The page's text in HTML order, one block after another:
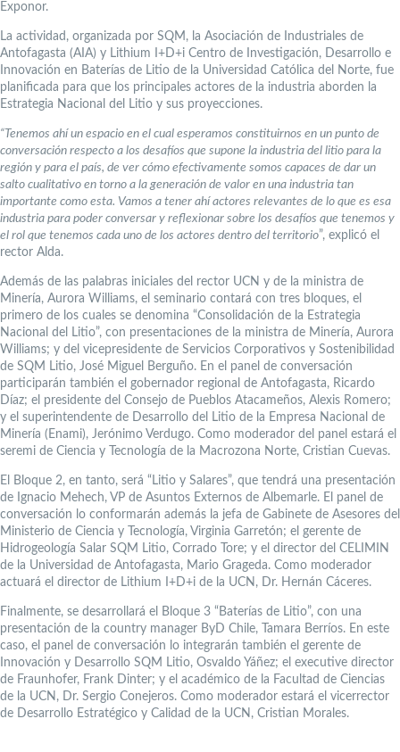
Exponor.
La actividad, organizada por SQM, la Asociación de Industriales de
Antofagasta (AIA) y Lithium I+D+i Centro de Investigación, Desarrollo e
Innovación en Baterías de Litio de la Universidad Católica del Norte, fue
planificada para que los principales actores de la industria aborden la
Estrategia Nacional del Litio y sus proyecciones.
“Tenemos ahí un espacio en el cual esperamos constituirnos en un punto de
conversación respecto a los desafíos que supone la industria del litio para la
región y para el país, de ver cómo efectivamente somos capaces de dar un
salto cualitativo en torno a la generación de valor en una industria tan
importante como esta. Vamos a tener ahí actores relevantes de lo que es esa
industria para poder conversar y reflexionar sobre los desafíos que tenemos y
el rol que tenemos cada uno de los actores dentro del territorio”, explicó el
rector Alda.
Además de las palabras iniciales del rector UCN y de la ministra de
Minería, Aurora Williams, el seminario contará con tres bloques, el
primero de los cuales se denomina “Consolidación de la Estrategia
Nacional del Litio”, con presentaciones de la ministra de Minería, Aurora
Williams; y del vicepresidente de Servicios Corporativos y Sostenibilidad
de SQM Litio, José Miguel Berguño. En el panel de conversación
participarán también el gobernador regional de Antofagasta, Ricardo
Díaz; el presidente del Consejo de Pueblos Atacameños, Alexis Romero;
y el superintendente de Desarrollo del Litio de la Empresa Nacional de
Minería (Enami), Jerónimo Verdugo. Como moderador del panel estará el
seremi de Ciencia y Tecnología de la Macrozona Norte, Cristian Cuevas.
El Bloque 2, en tanto, será “Litio y Salares”, que tendrá una presentación
de Ignacio Mehech, VP de Asuntos Externos de Albemarle. El panel de
conversación lo conformarán además la jefa de Gabinete de Asesores del
Ministerio de Ciencia y Tecnología, Virginia Garretón; el gerente de
Hidrogeología Salar SQM Litio, Corrado Tore; y el director del CELIMIN
de la Universidad de Antofagasta, Mario Grageda. Como moderador
actuará el director de Lithium I+D+i de la UCN, Dr. Hernán Cáceres.
Finalmente, se desarrollará el Bloque 3 “Baterías de Litio”, con una
presentación de la country manager ByD Chile, Tamara Berríos. En este
caso, el panel de conversación lo integrarán también el gerente de
Innovación y Desarrollo SQM Litio, Osvaldo Yáñez; el executive director
de Fraunhofer, Frank Dinter; y el académico de la Facultad de Ciencias
de la UCN, Dr. Sergio Conejeros. Como moderador estará el vicerrector
de Desarrollo Estratégico y Calidad de la UCN, Cristian Morales.